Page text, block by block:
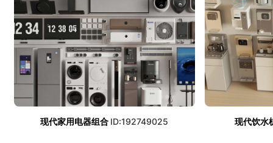
现代家用电器组合 ID:192749025 现代饮水